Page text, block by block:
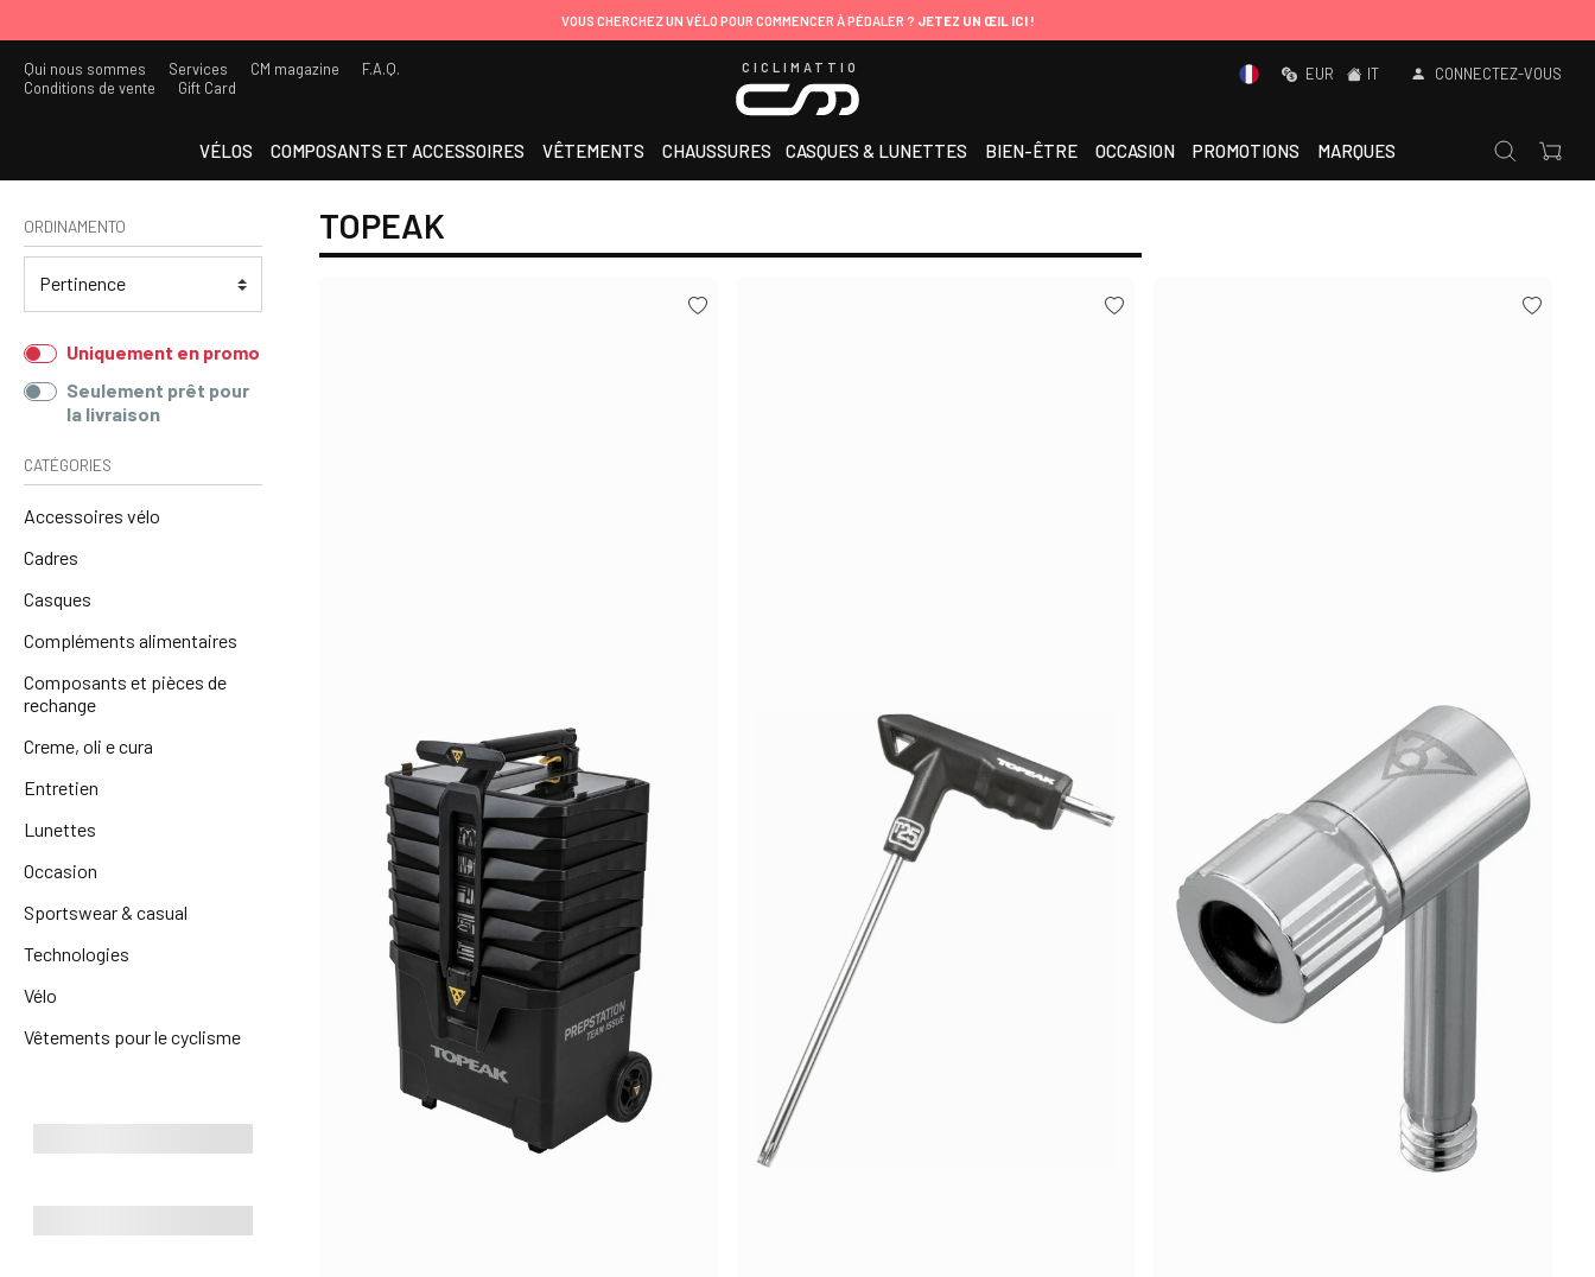
VOUS CHERCHEZ UN VÉLO POUR COMMENCER À PÉDALER ? JETEZ UN ŒIL ICI !
Qui nous sommes Services CM magazine
F.A.Q.
Conditions de vente
Gift Card
CICLIMATTIO EUR IT CONNECTEZ-VOUS
VÉLOS COMPOSANTS ET ACCESSOIRES VÊTEMENTS CHAUSSURES CASQUES & LUNETTES BIEN-ÊTRE OCCASION PROMOTIONS MARQUES
ORDINAMENTO
Uniquement en promo
Seulement prêt pour
la livraison
CATÉGORIES
Accessoires vélo
Cadres
Casques
Compléments alimentaires
Composants et pièces de
rechange
Creme, oli e cura
Entretien
Lunettes
Occasion
Sportswear & casual
Technologies
Vélo
Vêtements pour le cyclisme
TOPEAK